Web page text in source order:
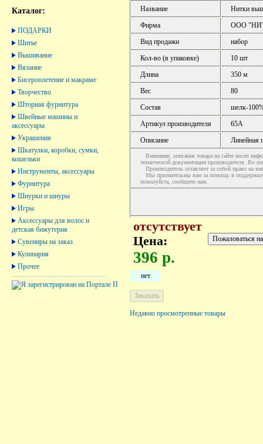
Каталог:
ПОДАРКИ
Шитье
Вышивание
Вязание
Бисероплетение и макраме
Творчество
Шторная фурнитура
Швейные машины и
аксессуары
Украшения
Шкатулки, коробки, сумки,
кошельки
Инструменты, аксессуары
Фурнитура
Шнурки и шнуры
Игры
Аксессуары для волос и
детская бижутерия
Сувениры на заказ
Кулинария
Прочее
Название
Нитки
Фирма
ООО
Вид продажи
набор
Кол-во (в упаковке)
10 шт
Длина
350 м
Вес
80
Состав
шелк-
Артикул производителя
65A
Описание
Линейная
Внимание, описание товара на сайте носит
технической документации производителя. Во
Производитель оставляет за собой право на
Мы признательны вам за помощь в поддержке
пожалуйста, сообщите нам.
отсутствует
Цена:
396 р.
нет
Недавно просмотренные товары